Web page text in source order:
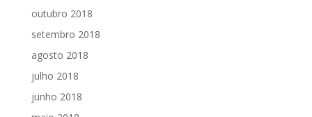
outubro 2018
setembro 2018
agosto 2018
julho 2018
junho 2018